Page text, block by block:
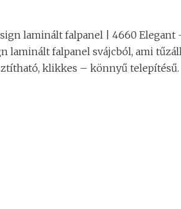
laminált falpanel | 4660 Elegant
laminált falpanel svájcból, ami
klikkes – könnyű telepítésű.